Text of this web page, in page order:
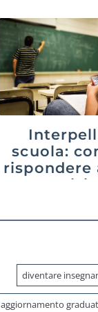
scuola:
rispondere
avvisi
diventare
aggiornamento